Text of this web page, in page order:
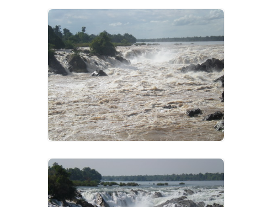
VIEW IMAGES